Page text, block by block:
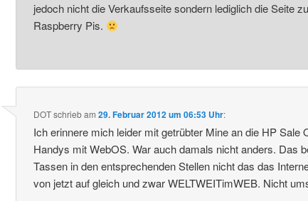
jedoch nicht die Verkaufsseite sondern lediglich die Seite
Raspberry Pis.
DOTschriebam29. Februar 2012 um 06:53 Uhr:
Ich erinnere mich leider mit getrübter Mine an die HP Sale
Handys mit WebOS. War auch damals nicht anders. Das
Tassen in den entsprechenden Stellen nicht das das
von jetzt auf gleich und zwar WELTWEITimWEB. Nicht